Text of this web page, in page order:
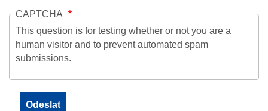
CAPTCHA
This question is for testing whether or not you are a
human visitor and to prevent automated spam
submissions.